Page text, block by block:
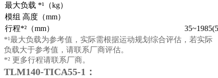
最大负载 *¹（kg）
模组 高度（mm）
行程*²（mm）
*¹最大负载为参考值，实际需根据运动规划综合评估，若实际
负载大于参考值，请联系厂商评估。
*² 更多行程请联系厂商。
TLM140-TICA55-1：